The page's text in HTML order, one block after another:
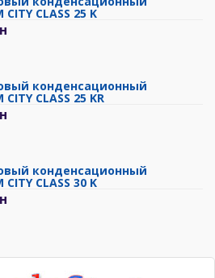
CITY CLASS 25 K
конденсационный
CITY CLASS 25 KR
конденсационный
CITY CLASS 30 K